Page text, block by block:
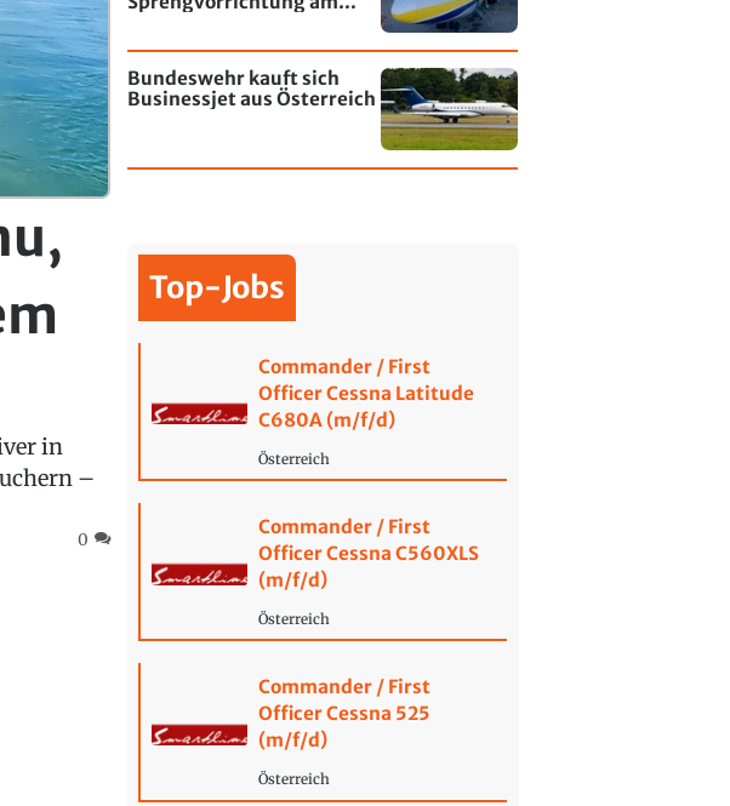
in
–
0
Bundeswehr kauft sich
Businessjet aus Österreich
Top-Jobs
Commander / First
Officer Cessna Latitude
C680A (m/f/d)
Österreich
Commander / First
Officer Cessna C560XLS
(m/f/d)
Österreich
Commander / First
Officer Cessna 525
(m/f/d)
Österreich